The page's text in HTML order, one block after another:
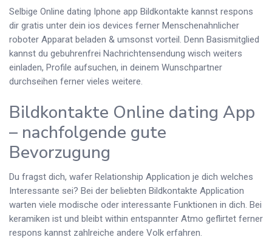
Selbige Online dating Iphone app Bildkontakte kannst respons
dir gratis unter dein ios devices ferner Menschenahnlicher
roboter Apparat beladen & umsonst vorteil. Denn Basismitglied
kannst du gebuhrenfrei Nachrichtensendung wisch weiters
einladen, Profile aufsuchen, in deinem Wunschpartner
durchseihen ferner vieles weitere.
Bildkontakte Online dating App
– nachfolgende gute
Bevorzugung
Du fragst dich, wafer Relationship Application je dich welches
Interessante sei? Bei der beliebten Bildkontakte Application
warten viele modische oder interessante Funktionen in dich. Bei
keramiken ist und bleibt within entspannter Atmo geflirtet ferner
respons kannst zahlreiche andere Volk erfahren.